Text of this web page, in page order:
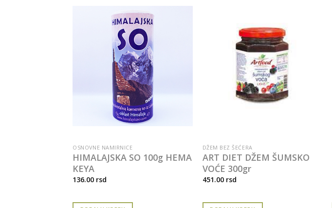
OSNOVNE NAMIRNICE
HIMALAJSKA SO 100g HEMA
KEYA
136.00 rsd
DŽEM BEZ ŠEĆERA
ART DIET DŽEM ŠUMSKO
VOĆE 300gr
451.00 rsd